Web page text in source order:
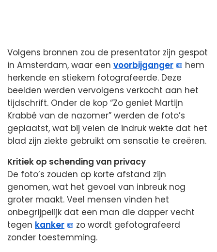
Volgens bronnen zou de presentator zijn gespot
in Amsterdam, waar een voorbijganger
hem
herkende en stiekem fotografeerde. Deze
beelden werden vervolgens verkocht aan het
tijdschrift. Onder de kop “Zo geniet Martijn
Krabbé van de nazomer” werden de foto’s
geplaatst, wat bij velen de indruk wekte dat het
blad zijn ziekte gebruikt om sensatie te creëren.
Kritiek op schending van privacy
De foto’s zouden op korte afstand zijn
genomen, wat het gevoel van inbreuk nog
groter maakt. Veel mensen vinden het
onbegrijpelijk dat een man die dapper vecht
tegen kanker
zo wordt gefotografeerd
zonder toestemming.